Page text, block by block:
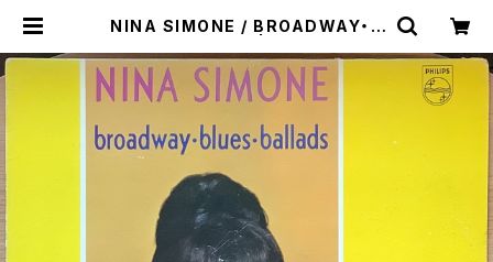
NINA SIMONE / BROADWAY・B
Records